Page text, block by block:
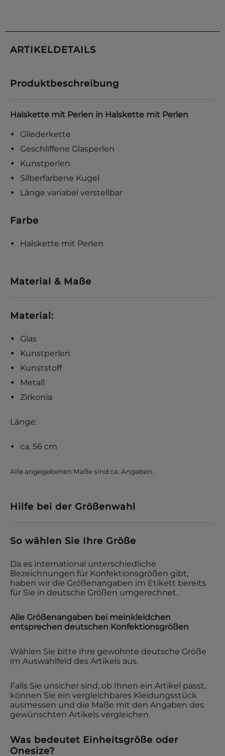
ARTIKELDETAILS
Produktbeschreibung
Halskette mit Perlen in Halskette mit Perlen
Gliederkette
Geschliffene Glasperlen
Kunstperlen
Silberfarbene Kugel
Länge variabel verstellbar
Farbe
Halskette mit Perlen
Material & Maße
Material:
Glas
Kunstperlen
Kunststoff
Metall
Zirkonia
Länge:
ca. 56 cm
Alle angegebenen Maße sind ca. Angaben.
Hilfe bei der Größenwahl
So wählen Sie Ihre Größe
Da es international unterschiedliche
Bezeichnungen für Konfektionsgrößen gibt,
haben wir die Größenangaben im Etikett bereits
für Sie in deutsche Größen umgerechnet.
Alle Größenangaben bei meinkleidchen
entsprechen deutschen Konfektionsgrößen
Wählen Sie bitte Ihre gewohnte deutsche Größe
im Auswahlfeld des Artikels aus.
Falls Sie unsicher sind, ob Ihnen ein Artikel passt,
können Sie ein vergleichbares Kleidungsstück
ausmessen und die Maße mit den Angaben des
gewünschten Artikels vergleichen.
Was bedeutet Einheitsgröße oder
Onesize?